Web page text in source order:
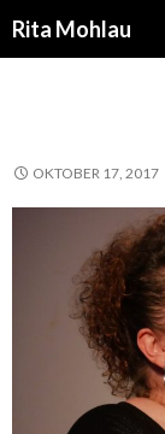
Rita Mohlau
OKTOBER 17, 2017